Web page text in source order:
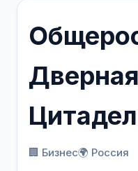
🏢 Бизнес🌍 Россия